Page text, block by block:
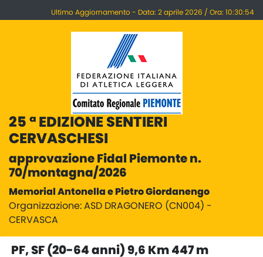
Ultimo Aggiornamento - Data: 2 aprile 2026 / Ora: 10:30:54
25 ª EDIZIONE SENTIERI
CERVASCHESI
approvazione Fidal Piemonte n.
70/montagna/2026
Memorial Antonella e Pietro Giordanengo
Organizzazione: ASD DRAGONERO (CN004) -
CERVASCA
PF, SF (20-64 anni) 9,6 Km 447 m